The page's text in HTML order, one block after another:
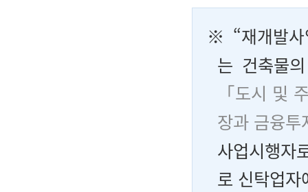
※ “재개발
는 건축물
「도시 및
장과 금융
사업시행자
로 신탁업